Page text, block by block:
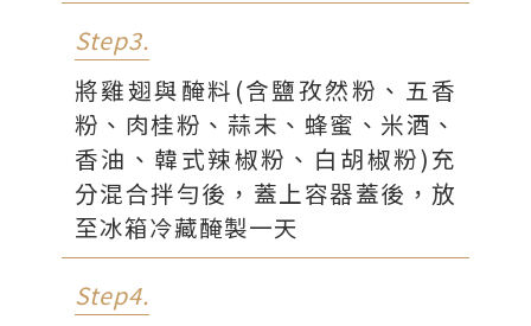
Step3.
將雞翅與醃料(含鹽孜然粉、五香
粉、肉桂粉、蒜末、蜂蜜、米酒、
香油、韓式辣椒粉、白胡椒粉)充
分混合拌勻後，蓋上容器蓋後，放
至冰箱冷藏醃製一天
Step4.